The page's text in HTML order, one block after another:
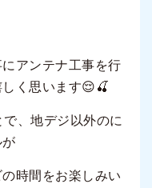
アンテナ工事を行
く思います😌🍒
、地デジ以外のに
時間をお楽しみい